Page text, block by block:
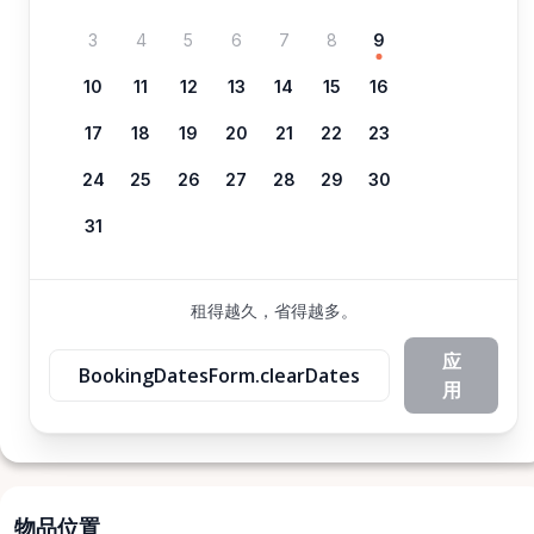
3 4 5 6 7 8 9
10 11 12 13 14 15 16
17 18 19 20 21 22 23
24 25 26 27 28 29 30
31
租得越久，省得越多。
BookingDatesForm.clearDates
应
用
物品位置